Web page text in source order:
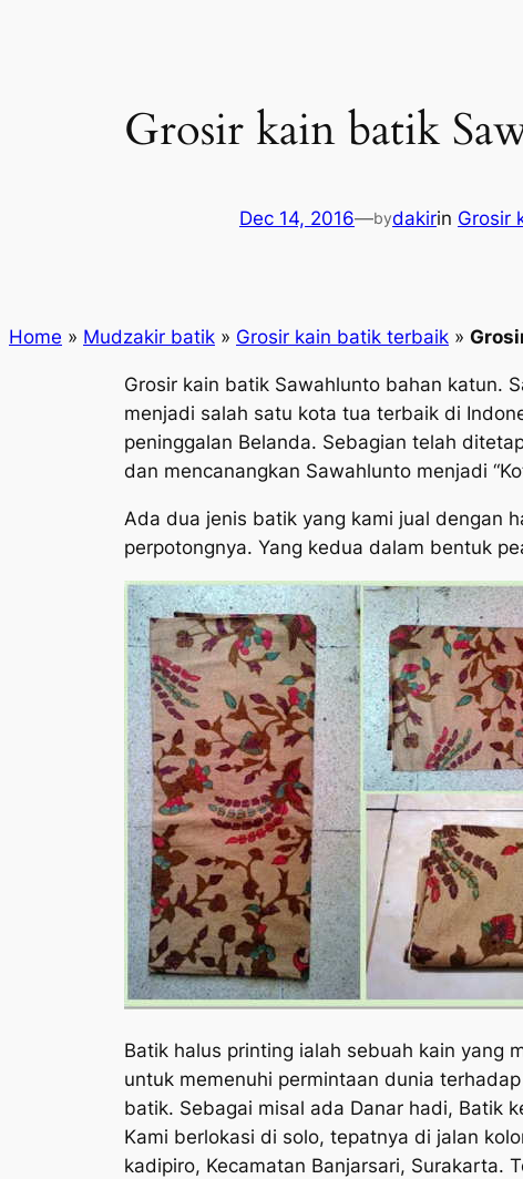
Grosir kain batik
Dec 14, 2016—bydakirin Grosir
Home » Mudzakir batik » Grosir kain batik terbaik »
Grosir kain batik Sawahlunto bahan katun.
menjadi salah satu kota tua terbaik di
peninggalan Belanda. Sebagian telah
dan mencanangkan Sawahlunto menjadi
Ada dua jenis batik yang kami jual dengan
perpotongnya. Yang kedua dalam bentuk
Batik halus printing ialah sebuah kain yang
untuk memenuhi permintaan dunia
batik. Sebagai misal ada Danar hadi, Batik
Kami berlokasi di solo, tepatnya di jalan
kadipiro, Kecamatan Banjarsari, Surakarta.